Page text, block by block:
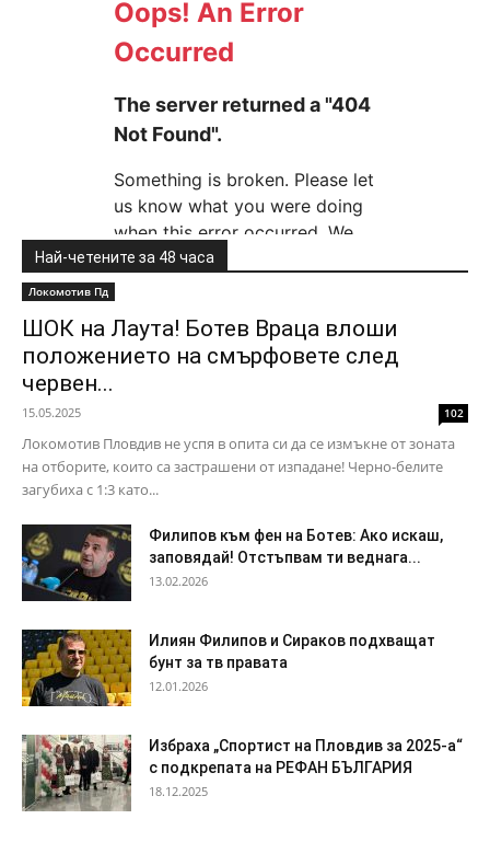
Най-четените за 48 часа
Локомотив Пд
ШОК на Лаута! Ботев Враца влоши
положението на смърфовете след
червен...
15.05.2025 102
Локомотив Пловдив не успя в опита си да се измъкне от зоната
на отборите, които са застрашени от изпадане! Черно-белите
загубиха с 1:3 като...
Филипов към фен на Ботев: Ако искаш,
заповядай! Отстъпвам ти веднага...
13.02.2026
Илиян Филипов и Сираков подхващат
бунт за тв правата
12.01.2026
Избраха „Спортист на Пловдив за 2025-а“
с подкрепата на РЕФАН БЪЛГАРИЯ
18.12.2025